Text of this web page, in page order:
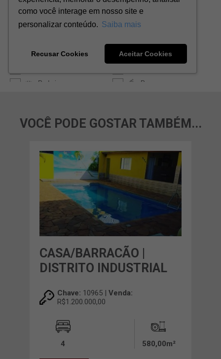
VOCÊ PODE GOSTAR TAMBÉM...
CASA/BARRACÃO |
DISTRITO INDUSTRIAL
Chave: 10965 | Venda:
R$1.200.000,00
4 580,00m²